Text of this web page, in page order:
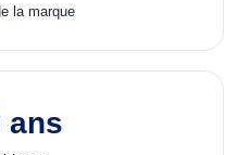
la marque
ans